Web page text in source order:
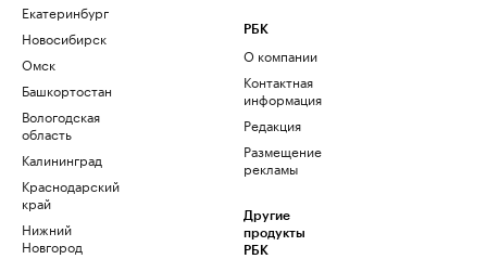
Екатеринбург
Новосибирск
Омск
Башкортостан
Вологодская
область
Калининград
Краснодарский
край
Нижний
Новгород
РБК
О компании
Контактная
информация
Редакция
Размещение
рекламы
Другие
продукты
РБК